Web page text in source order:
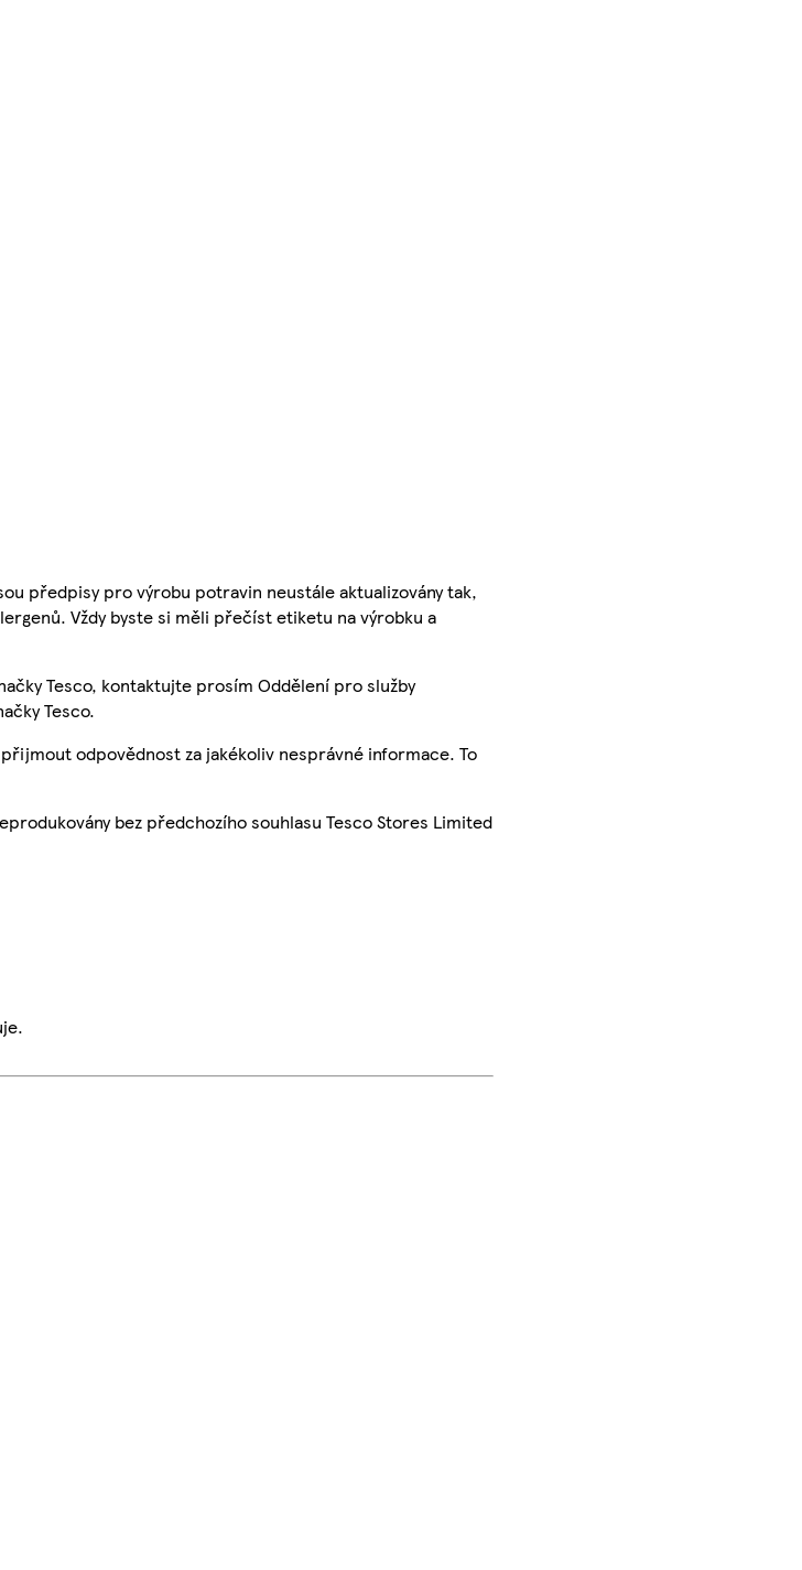
předpisy pro výrobu potravin neustále aktualizovány tak,
Vždy byste si měli přečíst etiketu na výrobku a
Tesco, kontaktujte prosím Oddělení pro služby
Tesco.
odpovědnost za jakékoliv nesprávné informace. To
bez předchozího souhlasu Tesco Stores Limited